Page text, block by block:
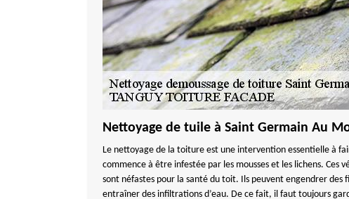
Nettoyage de tuile à Saint Germain Au
Le nettoyage de la toiture est une intervention essentielle à
commence à être infestée par les mousses et les lichens. Ces
sont néfastes pour la santé du toit. Ils peuvent engendrer des
entraîner des infiltrations d’eau. De ce fait, il faut toujours